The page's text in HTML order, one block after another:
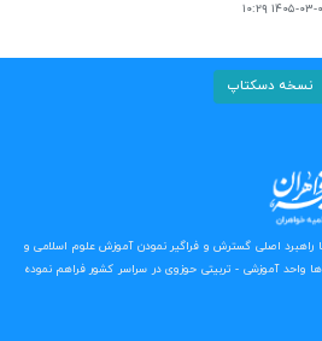
۰۳-۰۳ ۱۰:۲۹
نسخه دسکتاپ
راهبرد اصلی گسترش و فراگیر نمودن آموزش علوم اسلامی و
واحد آموزشی - تربیتی حوزوی در سراسر کشور فراهم نموده